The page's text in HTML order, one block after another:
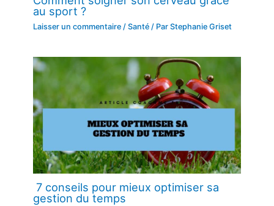
au sport ?
Laisser un commentaire /Santé / ParStephanie Griset
7 conseils pour mieux optimiser sa
gestion du temps